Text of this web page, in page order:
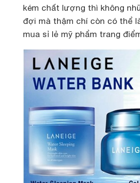
kém chất lượng thì không
đợi mà thậm chí còn có thể
mua sỉ lẻ mỹ phẩm trang